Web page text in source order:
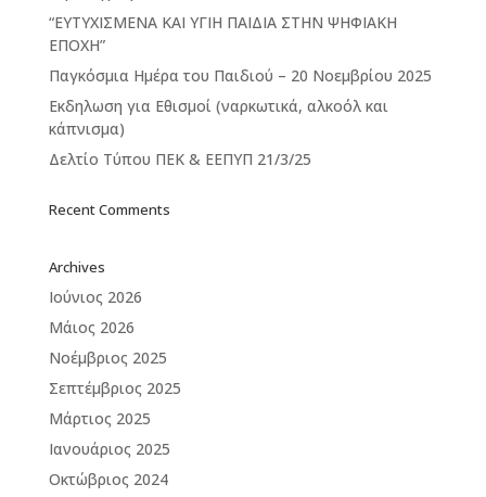
“ΕΥΤΥΧΙΣΜΕΝΑ ΚΑΙ ΥΓΙΗ ΠΑΙΔΙΑ ΣΤΗΝ ΨΗΦΙΑΚΗ
ΕΠΟΧΗ”
Παγκόσμια Ημέρα του Παιδιού – 20 Νοεμβρίου 2025
Εκδηλωση για Εθισμοί (ναρκωτικά, αλκοόλ και
κάπνισμα)
Δελτίο Τύπου ΠΕΚ & ΕΕΠΥΠ 21/3/25
Recent Comments
Archives
Ιούνιος 2026
Μάιος 2026
Νοέμβριος 2025
Σεπτέμβριος 2025
Μάρτιος 2025
Ιανουάριος 2025
Οκτώβριος 2024